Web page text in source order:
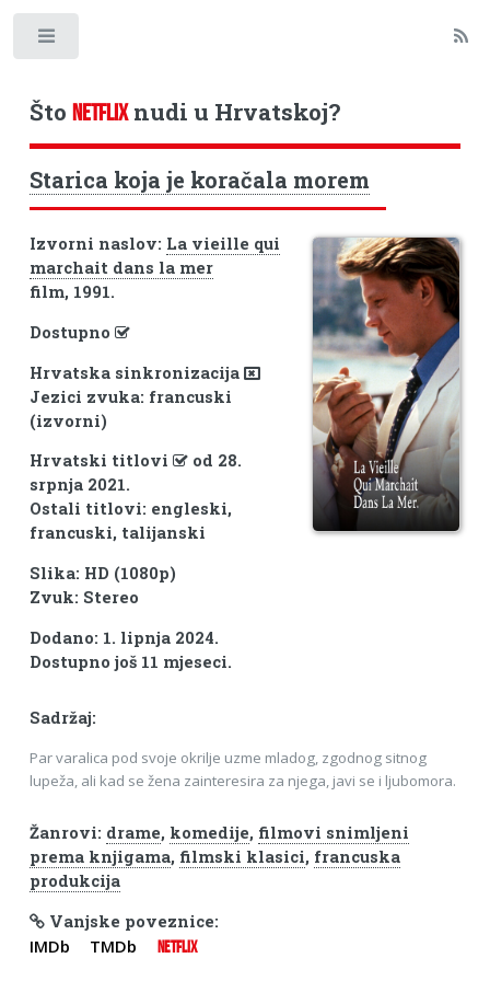
Što NETFLIXnudi u Hrvatskoj?
Starica koja je koračala morem
Izvorni naslov: La vieille qui
marchait dans la mer
film, 1991.
Dostupno
Hrvatska sinkronizacija
Jezici zvuka: francuski
(izvorni)
Hrvatski titlovi
od 28.
srpnja 2021.
Ostali titlovi: engleski,
francuski, talijanski
Slika: HD (1080p)
Zvuk: Stereo
Dodano: 1. lipnja 2024.
Dostupno još 11 mjeseci.
Sadržaj:
Par varalica pod svoje okrilje uzme mladog, zgodnog sitnog
lupeža, ali kad se žena zainteresira za njega, javi se i ljubomora.
Žanrovi: drame, komedije, filmovi snimljeni
prema knjigama, filmski klasici, francuska
produkcija
Vanjske poveznice:
IMDb TMDb NETFLIX